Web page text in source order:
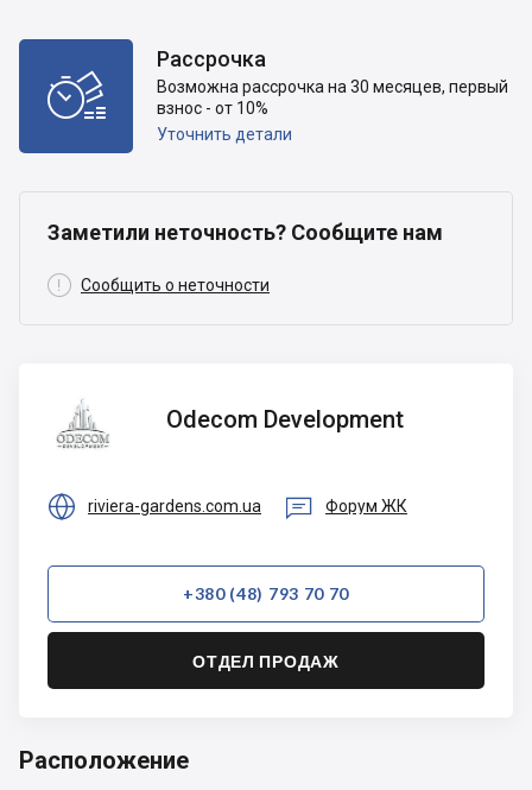

Рассрочка
Возможна рассрочка на 30 месяцев, первый
взнос - от 10%
Уточнить детали
Заметили неточность? Сообщите нам
 Сообщить о неточности
Odecom
Development
Odecom Development
 riviera-gardens.com.ua  Форум ЖК
+380 (48) 793 70 70
ОТДЕЛ ПРОДАЖ
Расположение